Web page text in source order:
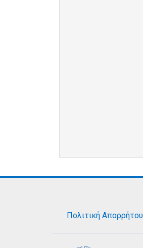
Πολιτική Απορρήτου